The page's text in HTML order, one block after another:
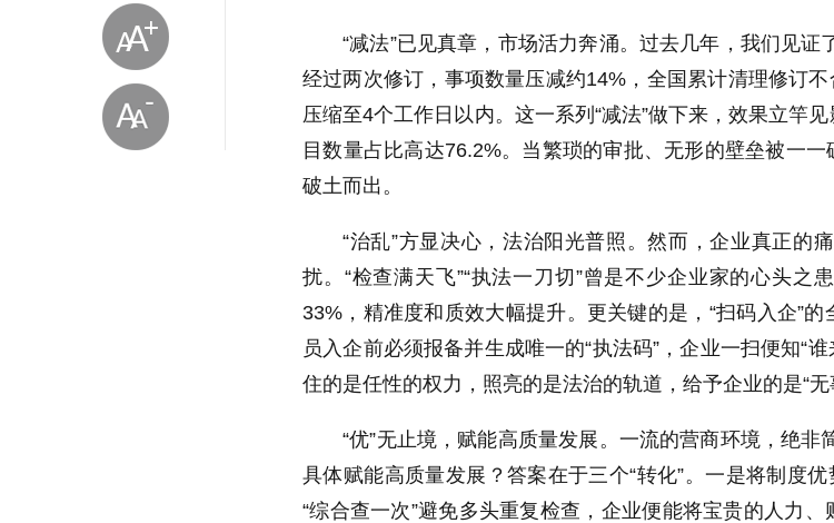
“减法”已见真章，市场活力奔涌。过去几年，我们见证
经过两次修订，事项数量压减约14%，全国累计清理修订
压缩至4个工作日以内。这一系列“减法”做下来，效果立竿
目数量占比高达76.2%。当繁琐的审批、无形的壁垒被一
破土而出。
“治乱”方显决心，法治阳光普照。然而，企业真正的
扰。“检查满天飞”“执法一刀切”曾是不少企业家的心头
33%，精准度和质效大幅提升。更关键的是，“扫码入企”
员入企前必须报备并生成唯一的“执法码”，企业一扫便知“
住的是任性的权力，照亮的是法治的轨道，给予企业的是“无
“优”无止境，赋能高质量发展。一流的营商环境，绝非
具体赋能高质量发展？答案在于三个“转化”。一是将制度
“综合查一次”避免多头重复检查，企业便能将宝贵的人力